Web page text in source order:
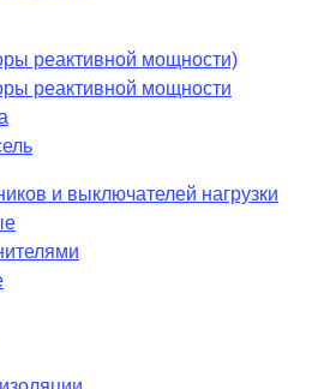
реактивной мощности)
реактивной мощности
и выключателей нагрузки